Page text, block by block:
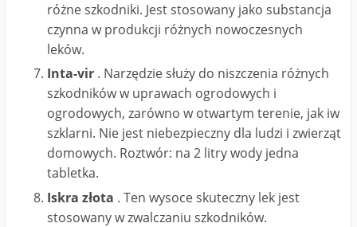
różne szkodniki. Jest stosowany jako substancja
czynna w produkcji różnych nowoczesnych
leków.
Inta-vir . Narzędzie służy do niszczenia różnych
szkodników w uprawach ogrodowych i
ogrodowych, zarówno w otwartym terenie, jak iw
szklarni. Nie jest niebezpieczny dla ludzi i zwierząt
domowych. Roztwór: na 2 litry wody jedna
tabletka.
Iskra złota . Ten wysoce skuteczny lek jest
stosowany w zwalczaniu szkodników.